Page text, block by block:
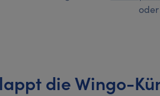
die Wingo-